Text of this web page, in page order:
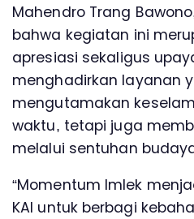
Mahendro Trang
bahwa kegiatan ini
apresiasi sekaligus
menghadirkan layanan
mengutamakan
waktu, tetapi juga
melalui sentuhan
“Momentum Imlek
KAI untuk berbagi